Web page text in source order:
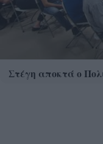
Στέγη αποκτά ο